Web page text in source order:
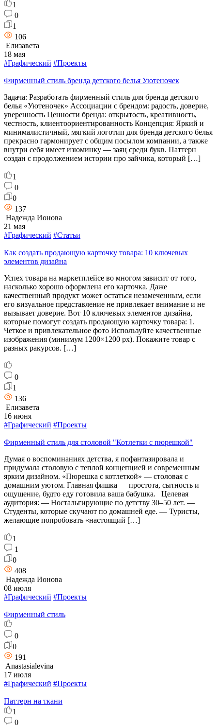
1
0
1
106
Елизавета
18 мая
#Графический #Проекты
Фирменный стиль бренда детского белья Уютеночек
Задача: Разработать фирменный стиль для бренда детского
белья «Уютеночек» Ассоциации с брендом: радость, доверие,
уверенность Ценности бренда: открытость, креативность,
честность, клиентоориентированность Концепция: Яркий и
минималистичный, мягкий логотип для бренда детского белья
прекрасно гармонирует с общим посылом компании, а также
внутри себя имеет изюминку — заяц среди букв. Паттерн
создан с продолжением истории про зайчика, который […]
1
0
0
137
Надежда Ионова
21 мая
#Графический #Статьи
Как создать продающую карточку товара: 10 ключевых
элементов дизайна
Успех товара на маркетплейсе во многом зависит от того,
насколько хорошо оформлена его карточка. Даже
качественный продукт может остаться незамеченным, если
его визуальное представление не привлекает внимание и не
вызывает доверие. Вот 10 ключевых элементов дизайна,
которые помогут создать продающую карточку товара: 1.
Четкое и привлекательное фото Используйте качественные
изображения (минимум 1200×1200 px). Покажите товар с
разных ракурсов. […]
0
1
136
Елизавета
16 июня
#Графический #Проекты
Фирменный стиль для столовой "Котлетки с пюрешкой"
Думая о воспоминаниях детства, я пофантазировала и
придумала столовую с теплой концепцией и современным
ярким дизайном. «Пюрешка с котлеткой» — столовая с
домашним уютом. Главная фишка — простота, сытность и
ощущение, будто еду готовила ваша бабушка. Целевая
аудитория: — Ностальгирующие по детству 30–50 лет. —
Студенты, которые скучают по домашней еде. — Туристы,
желающие попробовать «настоящий […]
1
1
0
408
Надежда Ионова
08 июля
#Графический #Проекты
Фирменный стиль
0
0
191
Anastasialevina
17 июля
#Графический #Проекты
Паттерн на ткани
1
0